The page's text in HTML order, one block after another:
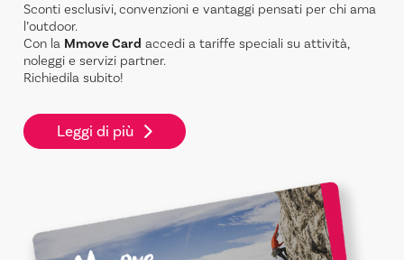
Sconti esclusivi, convenzioni e vantaggi pensati per chi ama
l’outdoor.
Con la Mmove Card accedi a tariffe speciali su attività,
noleggi e servizi partner.
Richiedila subito!
Leggi di più